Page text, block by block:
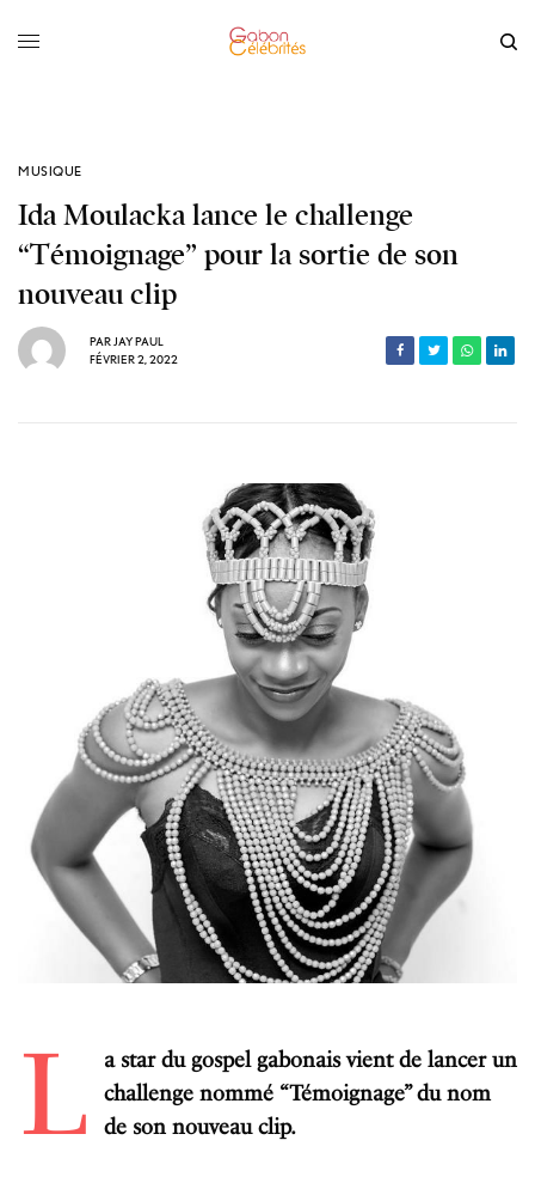
MUSIQUE
Ida Moulacka lance le challenge
“Témoignage” pour la sortie de son
nouveau clip
PARJAY PAUL
FÉVRIER 2, 2022
L
a star du gospel gabonais vient de lancer un
challenge nommé “Témoignage” du nom
de son nouveau clip.